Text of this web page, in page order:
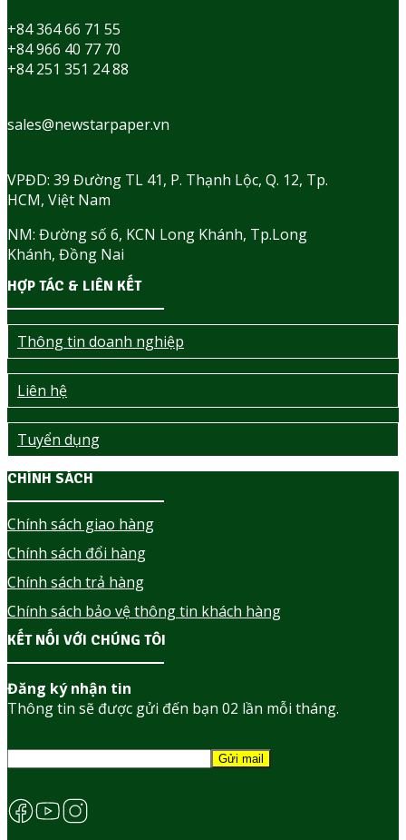
+84 364 66 71 55
+84 966 40 77 70
+84 251 351 24 88
sales@newstarpaper.vn
VPĐD: 39 Đường TL 41, P. Thạnh Lộc, Q. 12, Tp.
HCM, Việt Nam
NM: Đường số 6, KCN Long Khánh, Tp.Long
Khánh, Đồng Nai
HỢP TÁC & LIÊN KẾT
Thông tin doanh nghiệp
Liên hệ
Tuyển dụng
CHÍNH SÁCH
Chính sách giao hàng
Chính sách đổi hàng
Chính sách trả hàng
Chính sách bảo vệ thông tin khách hàng
KẾT NỐI VỚI CHÚNG TÔI
Đăng ký nhận tin
Thông tin sẽ được gửi đến bạn 02 lần mỗi tháng.